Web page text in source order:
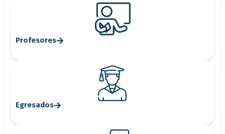
Profesores
Egresados